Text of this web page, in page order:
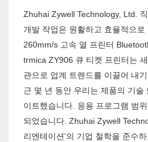
Zhuhai Zywell Technology, Ltd.
개발 작업은 원활하고 효율적으로
260mm/s 고속 열 프린터
trmica ZY906 큐 티켓 프린터는
관으로 업계 트렌드를 이끌어 내
근 몇 년 동안 우리는 제품의 기술
이트했습니다. 응용 프로그램 범
되었습니다. Zhuhai Zywell
리엔테이션'의 기업 철학을 준수